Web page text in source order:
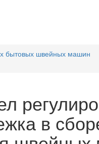
бытовых швейных машин
в